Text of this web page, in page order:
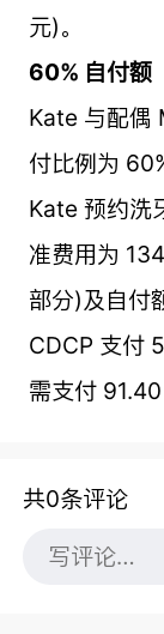
元)。
60% 自付额
Kate 与配偶
付比例为
Kate 预约洗
准费用为
部分)及自付
CDCP 支付
需支付
共0条评论